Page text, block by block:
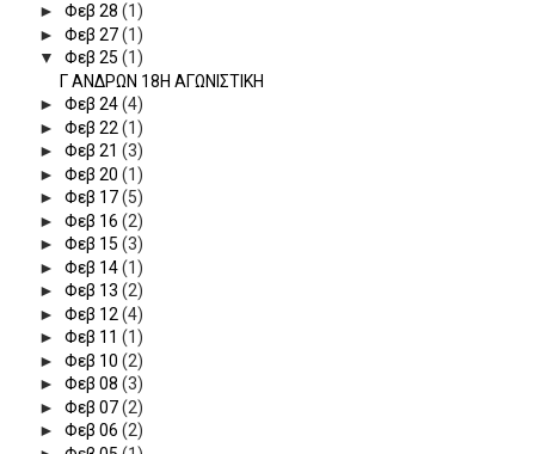
►Φεβ 28(1)
►Φεβ 27(1)
▼Φεβ 25(1)
Γ ΑΝΔΡΩΝ 18Η ΑΓΩΝΙΣΤΙΚΗ
►Φεβ 24(4)
►Φεβ 22(1)
►Φεβ 21(3)
►Φεβ 20(1)
►Φεβ 17(5)
►Φεβ 16(2)
►Φεβ 15(3)
►Φεβ 14(1)
►Φεβ 13(2)
►Φεβ 12(4)
►Φεβ 11(1)
►Φεβ 10(2)
►Φεβ 08(3)
►Φεβ 07(2)
►Φεβ 06(2)